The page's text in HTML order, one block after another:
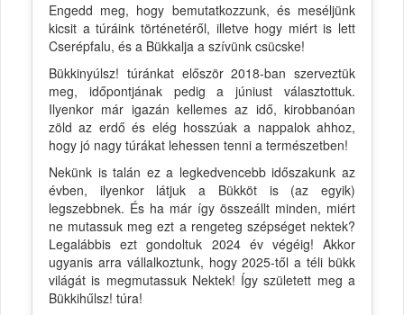
Engedd meg, hogy bemutatkozzunk, és meséljünk
kicsit a túráink történetéről, illetve hogy miért is lett
Cserépfalu, és a Bükkalja a szívünk csücske!
Bükkinyúlsz! túránkat először 2018-ban szerveztük
meg, időpontjának pedig a júniust választottuk.
Ilyenkor már igazán kellemes az idő, kirobbanóan
zöld az erdő és elég hosszúak a nappalok ahhoz,
hogy jó nagy túrákat lehessen tenni a természetben!
Nekünk is talán ez a legkedvencebb időszakunk az
évben, ilyenkor látjuk a Bükköt is (az egyik)
legszebbnek. És ha már így összeállt minden, miért
ne mutassuk meg ezt a rengeteg szépséget nektek?
Legalábbis ezt gondoltuk 2024 év végéig! Akkor
ugyanis arra vállalkoztunk, hogy 2025-től a téli bükk
világát is megmutassuk Nektek! Így született meg a
Bükkihűlsz! túra!